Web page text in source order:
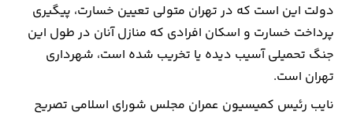
نوتیف
شناور
دولت این است که در تهران متولی تعیین خسارت، پیگیری
پرداخت خسارت و اسکان افرادی که منازل آنان در طول این
جنگ تحمیلی آسیب دیده یا تخریب شده است، شهرداری
تهران است.
نایب رئیس کمیسیون عمران مجلس شورای اسلامی تصریح